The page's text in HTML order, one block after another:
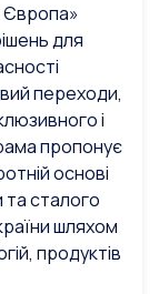
Європа»
для
переходи,
і
пропонує
основі
та сталого
шляхом
продуктів